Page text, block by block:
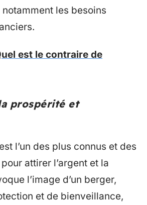
les besoins
est le contraire de
prospérité et
l’un des plus connus et des
attirer l’argent et la
l’image d’un berger,
et de bienveillance,